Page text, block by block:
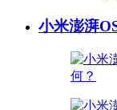
小米澎湃